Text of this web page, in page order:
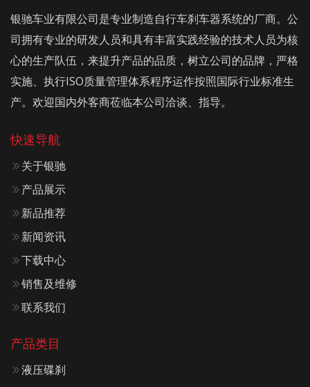
银驰车业有限公司是专业制造自行车刹车器系统的厂商。公
司拥有专业的研发人员和具有丰富实践经验的技术人员为核
心的生产队伍，来提升产品的品质，树立公司的品牌，严格
实施、执行ISO质量管理体系程序运作按照国际行业标准生
产。欢迎国内外客商莅临本公司洽谈、指导。
快速导航
关于银驰
产品展示
新品推荐
新闻资讯
下载中心
销售及维修
联系我们
产品类目
液压碟刹